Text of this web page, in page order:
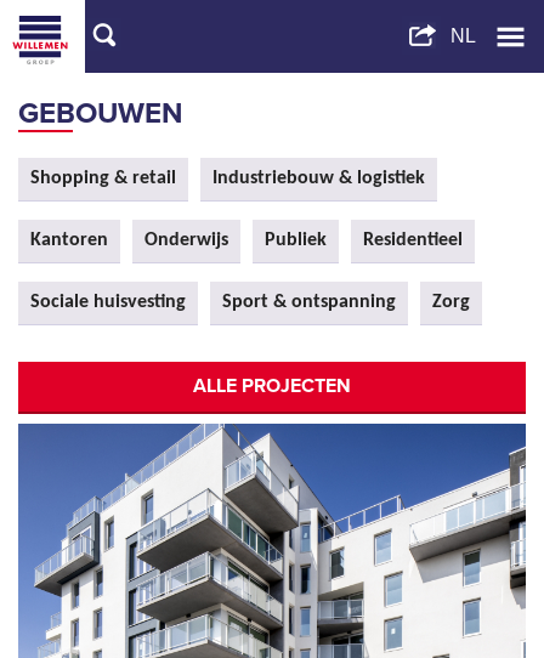
GEBOUWEN
Shopping & retail Industriebouw & logistiek
Kantoren Onderwijs Publiek Residentieel
Sociale huisvesting Sport & ontspanning Zorg
ALLE PROJECTEN